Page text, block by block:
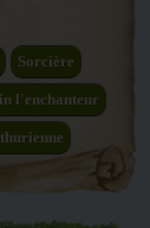
Sorcière
l'enchanteur